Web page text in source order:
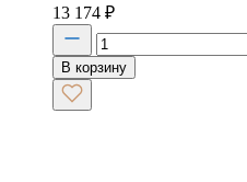
13 174 ₽
В корзину